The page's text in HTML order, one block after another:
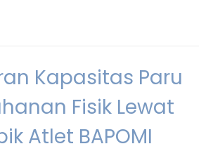
Kapasitas Paru
Fisik Lewat
Atlet BAPOMI